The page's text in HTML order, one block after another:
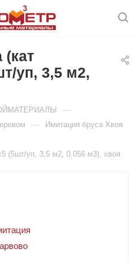
(кат
уп, 3,5 м2,
—
— Имитация бруса Хвоя
(5шт/уп, 3,5 м2, 0,056 м3), хвоя